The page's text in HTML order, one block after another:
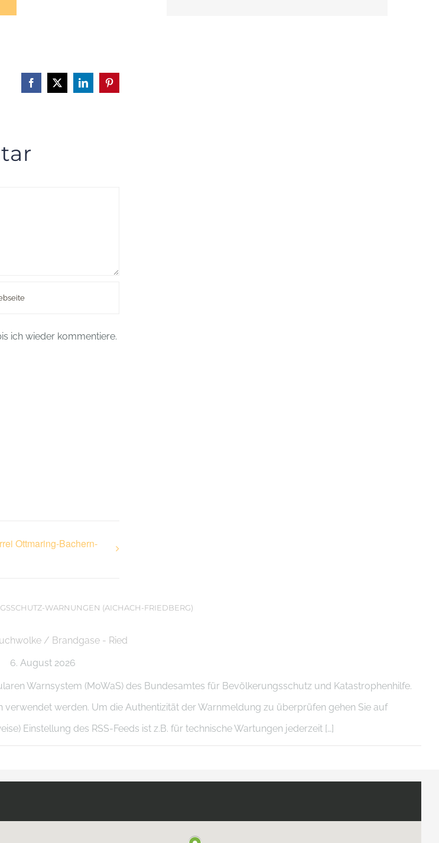
Facebook
X LinkedInPinterest
ich wieder kommentiere.
Ottmaring-Bachern-
WARNUNGEN (AICHACH-FRIEDBERG)
/ Brandgase - Ried
6. August 2026
Warnsystem (MoWaS) des Bundesamtes für Bevölkerungsschutz und Katastrophenhilfe.
werden. Um die Authentizität der Warnmeldung zu überprüfen gehen Sie auf
Einstellung des RSS-Feeds ist z.B. für technische Wartungen jederzeit […]